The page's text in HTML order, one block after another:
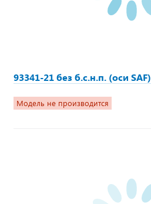
93341-21 без б.с.н.п. (оси SAF)
Модель не производится